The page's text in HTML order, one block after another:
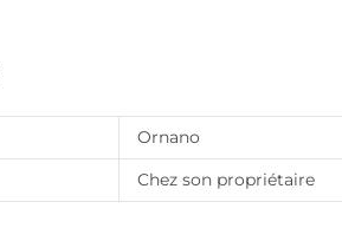
Ornano
Chez son propriétaire